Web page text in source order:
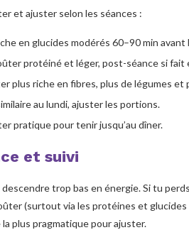
et ajuster selon les séances :
en glucides modérés 60–90 min avant
protéiné et léger, post-séance si fait
plus riche en fibres, plus de légumes et
au lundi, ajuster les portions.
pratique pour tenir jusqu’au dîner.
et suivi
trop bas en énergie. Si tu
(surtout via les protéines et
plus pragmatique pour ajuster.